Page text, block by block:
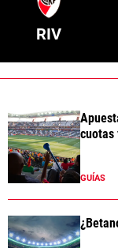
RIV
cuotas
GUÍAS